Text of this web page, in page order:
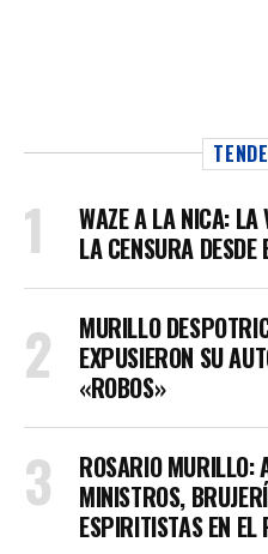
WAZE A LA NICA: LA
LA CENSURA DESDE
MURILLO
EXPUSIERON SU
«ROBOS»
ROSARIO MURILLO:
MINISTROS,
ESPIRITISTAS EN EL